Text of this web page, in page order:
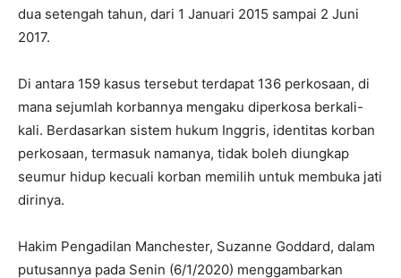
dua setengah tahun, dari 1 Januari 2015 sampai 2 Juni
2017.
Di antara 159 kasus tersebut terdapat 136 perkosaan, di
mana sejumlah korbannya mengaku diperkosa berkali-
kali. Berdasarkan sistem hukum Inggris, identitas korban
perkosaan, termasuk namanya, tidak boleh diungkap
seumur hidup kecuali korban memilih untuk membuka jati
dirinya.
Hakim Pengadilan Manchester, Suzanne Goddard, dalam
putusannya pada Senin (6/1/2020) menggambarkan